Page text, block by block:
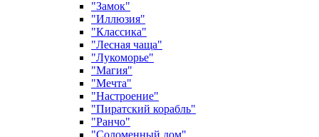
"Замок"
"Иллюзия"
"Классика"
"Лесная чаща"
"Лукоморье"
"Магия"
"Мечта"
"Настроение"
"Пиратский корабль"
"Ранчо"
"Соломенный дом"